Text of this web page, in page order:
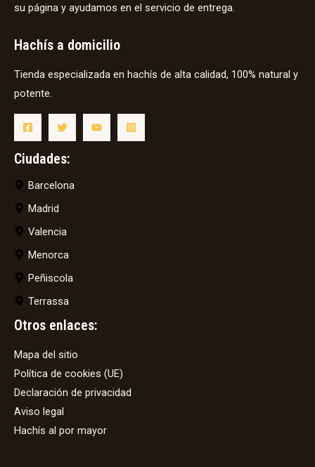
su página y ayudamos en el servicio de entrega.
Hachís a domicilio
Tienda especializada en hachís de alta calidad, 100% natural y
potente.
Ciudades:
Barcelona
Madrid
Valencia
Menorca
Peñiscola
Terrassa
Otros enlaces:
Mapa del sitio
Política de cookies (UE)
Declaración de privacidad
Aviso legal
Hachís al por mayor